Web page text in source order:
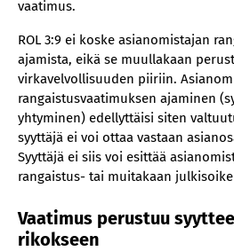
vaatimus.
ROL 3:9 ei koske asianomistajan
ajamista, eikä se muullakaan
virkavelvollisuuden piiriin.
rangaistusvaatimuksen ajaminen
yhtyminen) edellyttäisi siten
syyttäjä ei voi ottaa vastaan
Syyttäjä ei siis voi esittää
rangaistus- tai muitakaan
Vaatimus perustuu
rikokseen